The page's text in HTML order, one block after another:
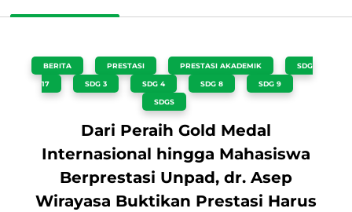
BERITA PRESTASI PRESTASI AKADEMIK SDG
17 SDG 3 SDG 4 SDG 8 SDG 9
SDGS
Dari Peraih Gold Medal
Internasional hingga Mahasiswa
Berprestasi Unpad, dr. Asep
Wirayasa Buktikan Prestasi Harus